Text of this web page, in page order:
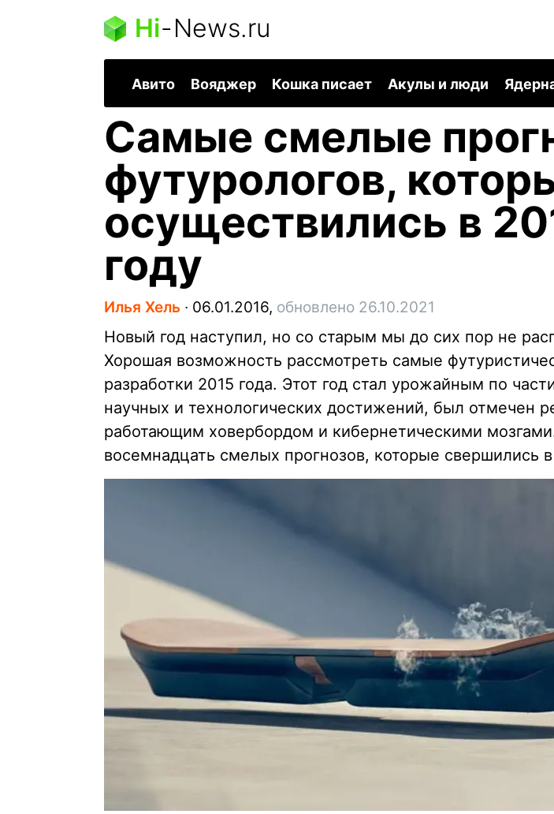
Hi-News.ru
Авито Вояджер Кошка писает Акулы и люди
Самые смелые
футурологов,
осуществились в
году
Илья Хель ∙ 06.01.2016, обновлено 26.10.2021
Новый год наступил, но со старым мы до сих пор не
Хорошая возможность рассмотреть самые
разработки 2015 года. Этот год стал урожайным по
научных и технологических достижений, был отмечен
работающим ховербордом и кибернетическими
восемнадцать смелых прогнозов, которые свершились в